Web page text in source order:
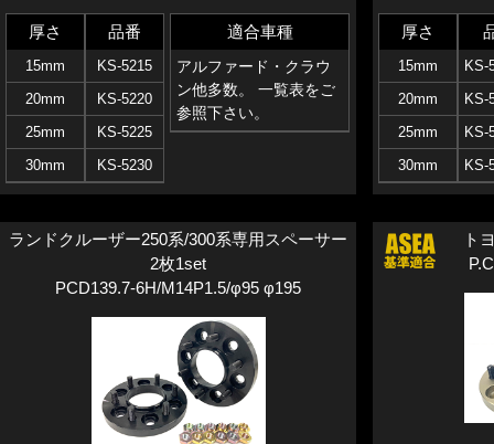
厚さ
15mm
20mm
25mm
30mm
品番
KS-5215
KS-5220
KS-5225
KS-5230
適合車種
アルファード・クラウ
ン他多数。 一覧表をご
参照下さい。
厚さ
15mm
20mm
25mm
30mm
KS-
KS-
KS-
KS-
ランドクルーザー250系/300系専用スペーサー
2枚1set
PCD139.7-6H/M14P1.5/φ95 φ195
ト